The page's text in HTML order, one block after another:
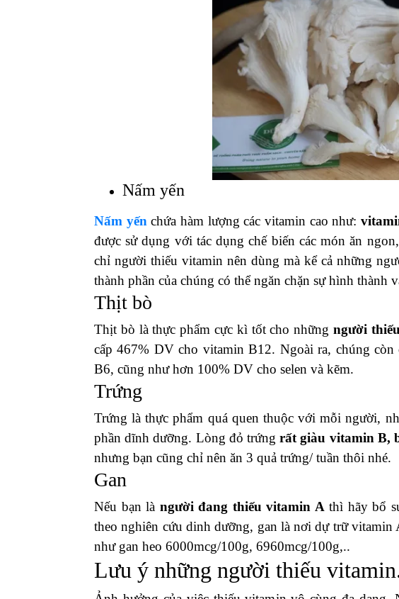
Nấm yến
Nấm yến chứa hàm lượng các vitamin cao như:
được sử dụng với tác dụng chế biến các món ăn
chỉ người thiếu vitamin nên dùng mà kể cả những
thành phần của chúng có thể ngăn chặn sự hình thành
Thịt bò
Thịt bò là thực phẩm cực kì tốt cho nhữngngười
cấp 467% DV cho vitamin B12. Ngoài ra, chúng
B6, cũng như hơn 100% DV cho selen và kẽm.
Trứng
Trứng là thực phẩm quá quen thuộc với mỗi người,
phần dĩnh dưỡng. Lòng đỏ trứngrất giàu vitamin B,
nhưng bạn cũng chỉ nên ăn 3 quả trứng/ tuần thôi nhé.
Gan
Nếu bạn là người đang thiếu vitamin A thì hãy bổ
theo nghiên cứu dinh dưỡng, gan là nơi dự trữ vitamin
như gan heo 6000mcg/100g, 6960mcg/100g,..
Lưu ý những người thiếu